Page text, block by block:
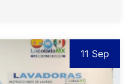
11 Sep